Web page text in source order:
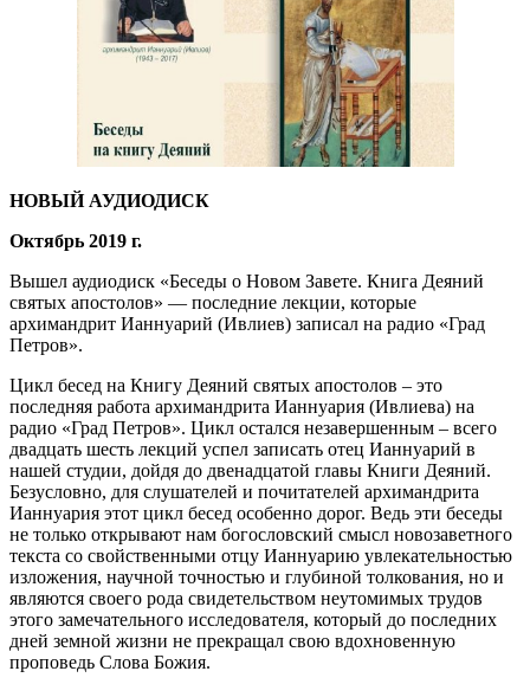
НОВЫЙ АУДИОДИСК
Октябрь 2019 г.
Вышел аудиодиск «Беседы о Новом Завете. Книга Деяний
святых апостолов» — последние лекции, которые
архимандрит Ианнуарий (Ивлиев) записал на радио «Град
Петров».
Цикл бесед на Книгу Деяний святых апостолов – это
последняя работа архимандрита Ианнуария (Ивлиева) на
радио «Град Петров». Цикл остался незавершенным – всего
двадцать шесть лекций успел записать отец Ианнуарий в
нашей студии, дойдя до двенадцатой главы Книги Деяний.
Безусловно, для слушателей и почитателей архимандрита
Ианнуария этот цикл бесед особенно дорог. Ведь эти беседы
не только открывают нам богословский смысл новозаветного
текста со свойственными отцу Ианнуарию увлекательностью
изложения, научной точностью и глубиной толкования, но и
являются своего рода свидетельством неутомимых трудов
этого замечательного исследователя, который до последних
дней земной жизни не прекращал свою вдохновенную
проповедь Слова Божия.